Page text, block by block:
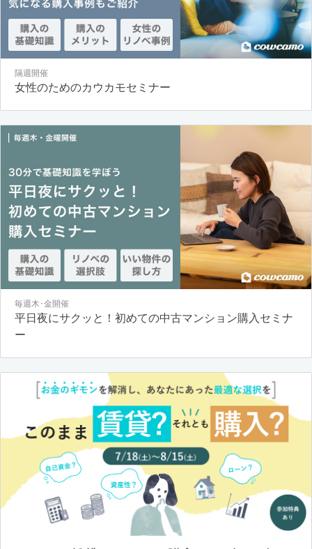
隔週開催
女性のためのカウカモセミナー
毎週木･金開催
平日夜にサクッと！初めての中古マンション購入セミナ
ー